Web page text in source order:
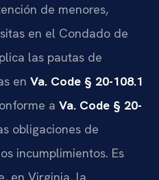
de menores,
en el Condado de
las pautas de
en Va. Code § 20-108.1
a Va. Code § 20-
obligaciones de
incumplimientos. Es
en Virginia, la